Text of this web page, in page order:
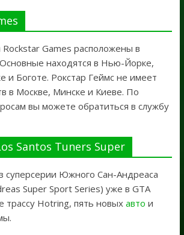
Games расположены в
находятся в Нью-Йорке,
Боготе. Рокстар Геймс не имеет
в Москве, Минске и Киеве. По
вы можете обратиться в службу
Santos Tuners Super
суперсерии Южного Сан-Андреаса
Super Sport Series) уже в GTA
трассу Hotring, пять новых авто и